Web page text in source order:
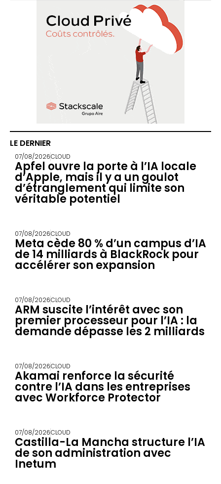
LE DERNIER
07/08/2026CLOUD
Apfel ouvre la porte à l’IA locale
d’Apple, mais il y a un goulot
d’étranglement qui limite son
véritable potentiel
07/08/2026CLOUD
Meta cède 80 % d’un campus d’IA
de 14 milliards à BlackRock pour
accélérer son expansion
07/08/2026CLOUD
ARM suscite l’intérêt avec son
premier processeur pour l’IA : la
demande dépasse les 2 milliards
07/08/2026CLOUD
Akamai renforce la sécurité
contre l’IA dans les entreprises
avec Workforce Protector
07/08/2026CLOUD
Castilla-La Mancha structure l’IA
de son administration avec
Inetum